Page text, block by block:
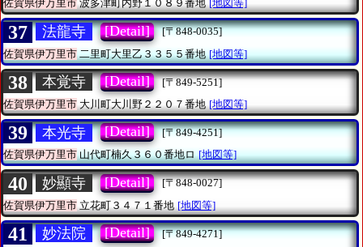
佐賀県伊万里市波多津町内野１０８９番地 [地図等]
37 法龍寺 [Detail]
[〒848-0035]
佐賀県伊万里市二里町大里乙３３５５番地 [地図等]
38 本覚寺 [Detail]
[〒849-5251]
佐賀県伊万里市 大川町大川野２２０７番地 [地図等]
39 本光寺 [Detail]
[〒849-4251]
佐賀県伊万里市山代町楠久３６０番地ロ [地図等]
40 妙顯寺 [Detail]
[〒848-0027]
佐賀県伊万里市 立花町３４７１番地 [地図等]
41 妙法院 [Detail] [〒849-4271]